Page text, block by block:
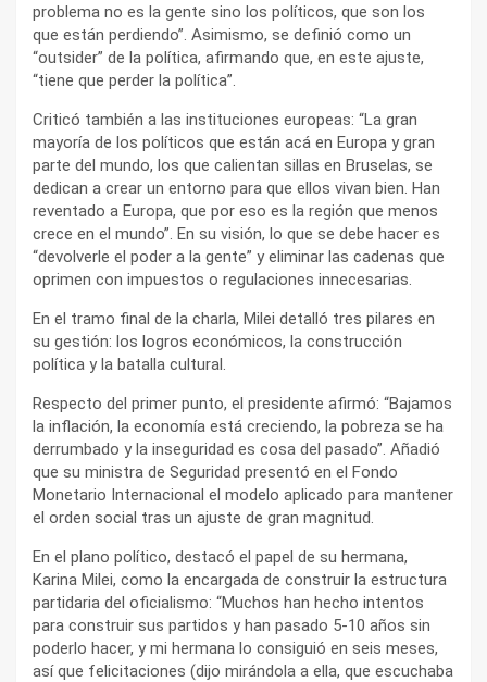
problema no es la gente sino los políticos, que son los
que están perdiendo”. Asimismo, se definió como un
“outsider” de la política, afirmando que, en este ajuste,
“tiene que perder la política”.
Criticó también a las instituciones europeas: “La gran
mayoría de los políticos que están acá en Europa y gran
parte del mundo, los que calientan sillas en Bruselas, se
dedican a crear un entorno para que ellos vivan bien. Han
reventado a Europa, que por eso es la región que menos
crece en el mundo”. En su visión, lo que se debe hacer es
“devolverle el poder a la gente” y eliminar las cadenas que
oprimen con impuestos o regulaciones innecesarias.
En el tramo final de la charla, Milei detalló tres pilares en
su gestión: los logros económicos, la construcción
política y la batalla cultural.
Respecto del primer punto, el presidente afirmó: “Bajamos
la inflación, la economía está creciendo, la pobreza se ha
derrumbado y la inseguridad es cosa del pasado”. Añadió
que su ministra de Seguridad presentó en el Fondo
Monetario Internacional el modelo aplicado para mantener
el orden social tras un ajuste de gran magnitud.
En el plano político, destacó el papel de su hermana,
Karina Milei, como la encargada de construir la estructura
partidaria del oficialismo: “Muchos han hecho intentos
para construir sus partidos y han pasado 5-10 años sin
poderlo hacer, y mi hermana lo consiguió en seis meses,
así que felicitaciones (dijo mirándola a ella, que escuchaba